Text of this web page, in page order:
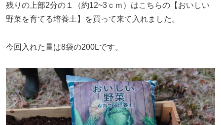
残りの上部2分の１（約12~3ｃｍ）はこちらの【おいしい
野菜を育てる培養土】を買って来て入れました。
今回入れた量は8袋の200Lです。